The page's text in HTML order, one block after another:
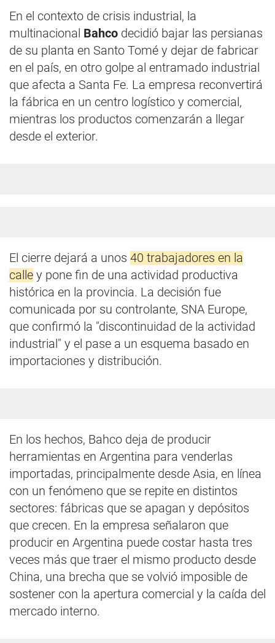
En el contexto de crisis industrial, la
multinacional Bahco decidió bajar las persianas
de su planta en Santo Tomé y dejar de fabricar
en el país, en otro golpe al entramado industrial
que afecta a Santa Fe. La empresa reconvertirá
la fábrica en un centro logístico y comercial,
mientras los productos comenzarán a llegar
desde el exterior.
El cierre dejará a unos 40 trabajadores en la
calle y pone fin de una actividad productiva
histórica en la provincia. La decisión fue
comunicada por su controlante, SNA Europe,
que confirmó la "discontinuidad de la actividad
industrial" y el pase a un esquema basado en
importaciones y distribución.
En los hechos, Bahco deja de producir
herramientas en Argentina para venderlas
importadas, principalmente desde Asia, en línea
con un fenómeno que se repite en distintos
sectores: fábricas que se apagan y depósitos
que crecen. En la empresa señalaron que
producir en Argentina puede costar hasta tres
veces más que traer el mismo producto desde
China, una brecha que se volvió imposible de
sostener con la apertura comercial y la caída del
mercado interno.